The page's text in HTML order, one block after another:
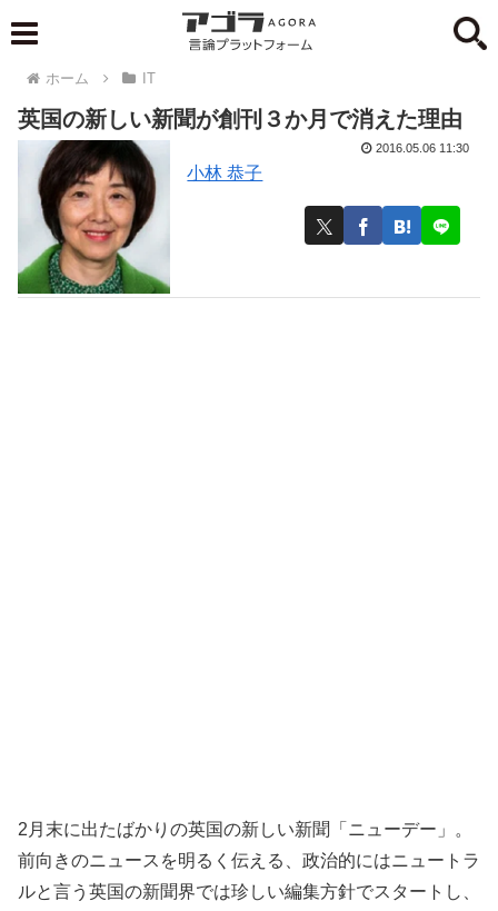
ホーム IT
英国の新しい新聞が創刊３か月で消えた理由
小林 恭子
2016.05.06 11:30
2月末に出たばかりの英国の新しい新聞「ニューデー」。
前向きのニュースを明るく伝える、政治的にはニュートラ
ルと言う英国の新聞界では珍しい編集方針でスタートし、